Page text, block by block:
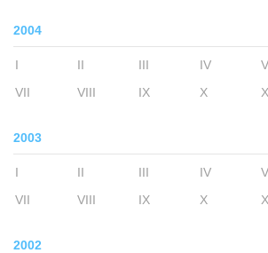
2004
I II III IV V
VII
VIII IX X
2003
I II III IV V
VII
VIII IX X
2002